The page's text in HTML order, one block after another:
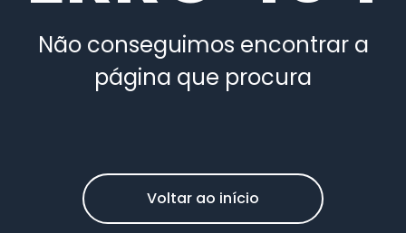
Não conseguimos encontrar a
página que procura
Voltar ao início